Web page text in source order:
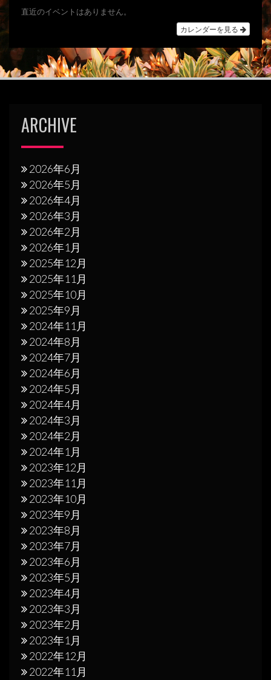
ョ
直近のイベントはありません。
カレンダーを見る
ARCHIVE
2026年6月
2026年5月
2026年4月
2026年3月
2026年2月
2026年1月
2025年12月
2025年11月
2025年10月
2025年9月
2024年11月
2024年8月
2024年7月
2024年6月
2024年5月
2024年4月
2024年3月
2024年2月
2024年1月
2023年12月
2023年11月
2023年10月
2023年9月
2023年8月
2023年7月
2023年6月
2023年5月
2023年4月
2023年3月
2023年2月
2023年1月
2022年12月
2022年11月